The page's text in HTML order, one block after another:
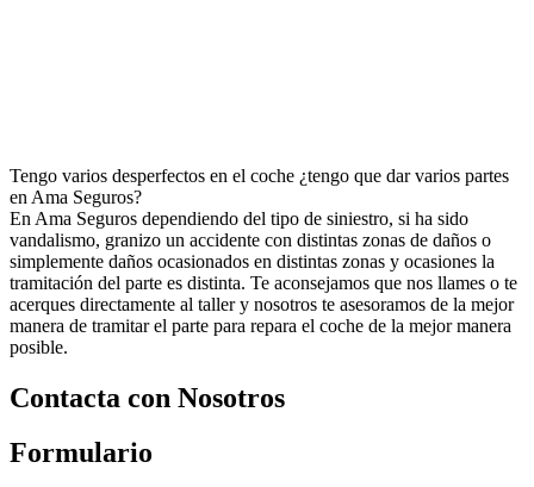
Tengo varios desperfectos en el coche ¿tengo que dar varios partes
en Ama Seguros?
En Ama Seguros dependiendo del tipo de siniestro, si ha sido
vandalismo, granizo un accidente con distintas zonas de daños o
simplemente daños ocasionados en distintas zonas y ocasiones la
tramitación del parte es distinta. Te aconsejamos que nos llames o te
acerques directamente al taller y nosotros te asesoramos de la mejor
manera de tramitar el parte para repara el coche de la mejor manera
posible.
Contacta con Nosotros
Formulario